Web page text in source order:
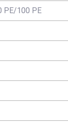
РЕ/100 РЕ